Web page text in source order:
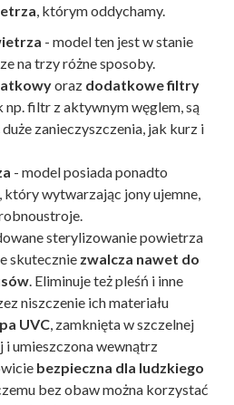
, którym oddychamy.
- model ten jest w stanie
na trzy różne sposoby.
oraz dodatkowe filtry
np. filtr z aktywnym węglem, są
zanieczyszczenia, jak kurz i
- model posiada ponadto
wytwarzając jony ujemne,
sterylizowanie powietrza
skutecznie zwalcza nawet do
. Eliminuje też pleśń i inne
niszczenie ich materiału
UVC , zamknięta w szczelnej
i umieszczona wewnątrz
bezpieczna dla ludzkiego
bez obaw można korzystać